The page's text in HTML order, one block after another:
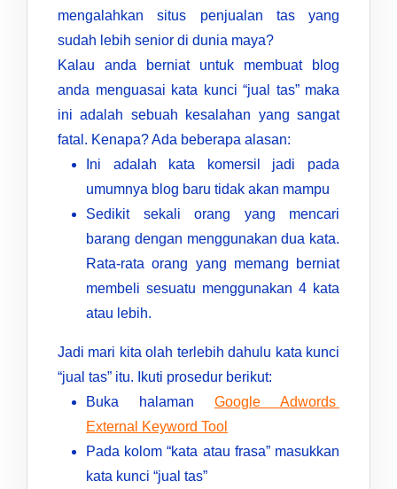
mengalahkan situs penjualan tas yang
sudah lebih senior di dunia maya?
Kalau anda berniat untuk membuat blog
anda menguasai kata kunci “jual tas” maka
ini adalah sebuah kesalahan yang sangat
fatal. Kenapa? Ada beberapa alasan:
Ini adalah kata komersil jadi pada
umumnya blog baru tidak akan mampu
Sedikit sekali orang yang mencari
barang dengan menggunakan dua kata.
Rata-rata orang yang memang berniat
membeli sesuatu menggunakan 4 kata
atau lebih.
Jadi mari kita olah terlebih dahulu kata kunci
“jual tas” itu. Ikuti prosedur berikut:
Buka halaman Google Adwords
External Keyword Tool
Pada kolom “kata atau frasa” masukkan
kata kunci “jual tas”